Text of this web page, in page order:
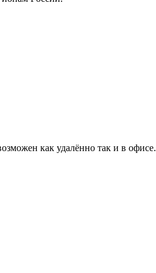
как удалённо так и в офисе.